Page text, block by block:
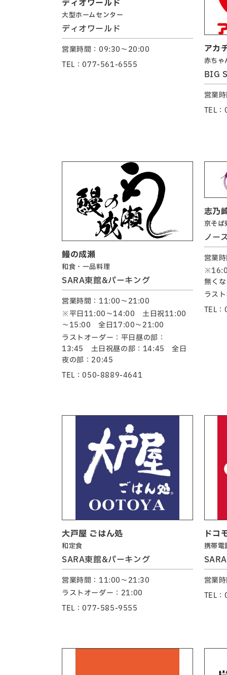
ディオワールド
大型ホームセンター
ディオワールド
営業時間：09:30～20:00
TEL：077-561-6555
アカ
赤ちゃ
BIG
営業
TEL
鰻の成瀬
和食・一品料理
SARA東館&パーキング
営業時間：11:00～21:00
※平日11:00～14:00 土日祝11:00
～15:00 全日17:00～21:00
ラストオーダー：平日昼の部：
13:45 土日祝昼の部：14:45 全日
夜の部：20:45
TEL：050-8889-4641
志乃
京そば
ノー
営業
無く
ラス
TEL
大戸屋 ごはん処
和定食
SARA東館&パーキング
営業時間：11:00～21:30
ラストオーダー：21:00
TEL：077-585-9555
ドコ
携帯電
営業
TEL